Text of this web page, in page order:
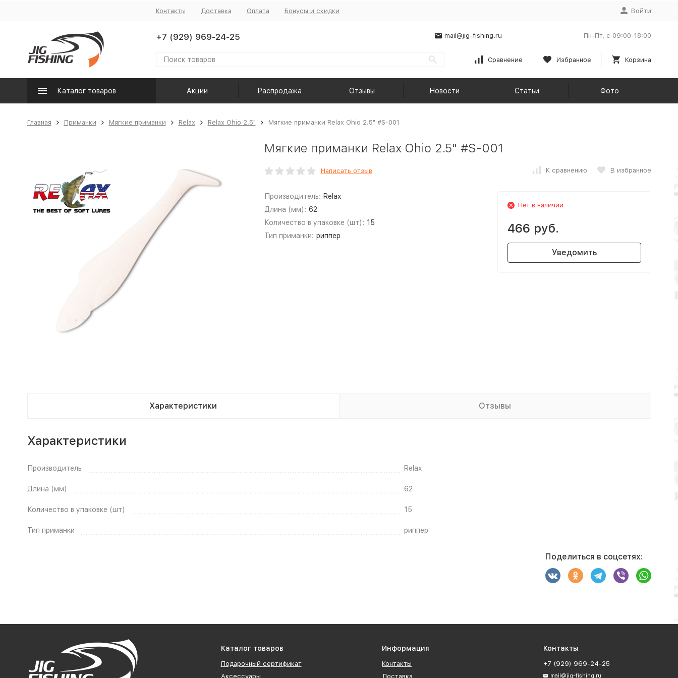
Контакты Доставка Оплата Бонусы и скидки Войти
+7 (929) 969-24-25 mail@jig-fishing.ru Пн-Пт, с 09:00-18:00
Сравнение Избранное Корзина
Каталог товаров Акции Распродажа Отзывы Новости Статьи Фото
Главная Приманки Мягкие приманки Relax Relax Ohio 2.5" Мягкие приманки Relax Ohio 2.5" #S-001
Мягкие приманки Relax Ohio 2.5" #S-001
Написать отзыв К сравнению В избранное
Производитель: Relax
Длина (мм): 62
Количество в упаковке (шт): 15
Тип приманки: риппер
Нет в наличии
466 руб.
Уведомить
Характеристики Отзывы
Характеристики
Производитель Relax
Длина (мм) 62
Количество в упаковке (шт) 15
Тип приманки риппер
Поделиться в соцсетях:
Каталог товаров
Подарочный сертификат
Аксессуары
Информация
Контакты
Доставка
Контакты
+7 (929) 969-24-25
mail@jig-fishing.ru